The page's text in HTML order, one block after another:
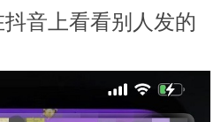
音上看看别人发的